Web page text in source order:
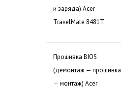
и заряда) Acer
TravelMate 8481T
Прошивка BIOS
(демонтаж — прошивка
— монтаж) Acer